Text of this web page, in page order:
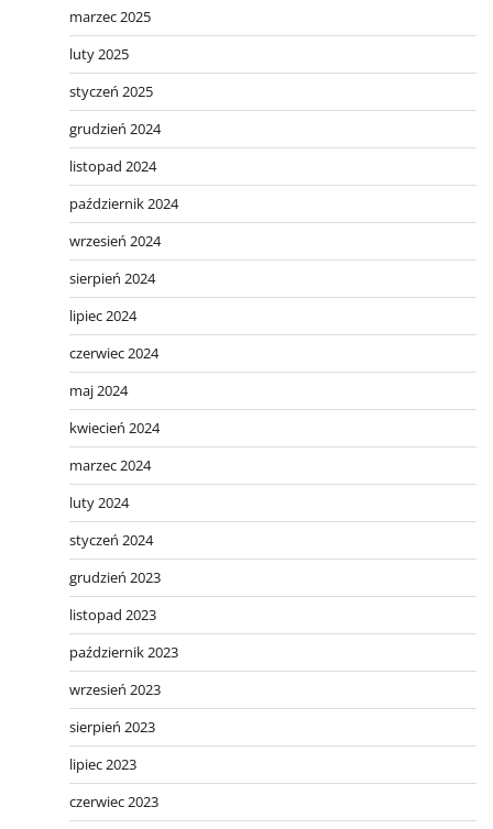
marzec 2025
luty 2025
styczeń 2025
grudzień 2024
listopad 2024
październik 2024
wrzesień 2024
sierpień 2024
lipiec 2024
czerwiec 2024
maj 2024
kwiecień 2024
marzec 2024
luty 2024
styczeń 2024
grudzień 2023
listopad 2023
październik 2023
wrzesień 2023
sierpień 2023
lipiec 2023
czerwiec 2023